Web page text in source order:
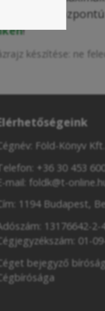
!
készítése: ne
Föld-Könyv Kft.
+36 30 453
mail: foldk@t-
1194 Budapest,
13176642-2-
01-
bejegyző